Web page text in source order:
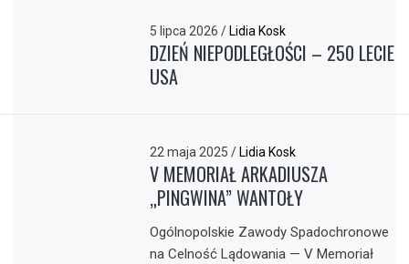
5 lipca 2026/ Lidia Kosk
DZIEŃ NIEPODLEGŁOŚCI – 250 LECIE
USA
22 maja 2025/ Lidia Kosk
V MEMORIAŁ ARKADIUSZA
„PINGWINA” WANTOŁY
Ogólnopolskie Zawody Spadochronowe
na Celność Lądowania — V Memoriał